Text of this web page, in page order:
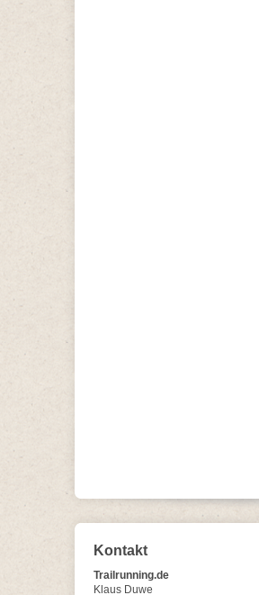
Kontakt
Trailrunning.de
Klaus Duwe